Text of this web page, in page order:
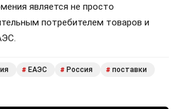
является не просто
потребителем товаров и
# ЕАЭС # Россия # поставки